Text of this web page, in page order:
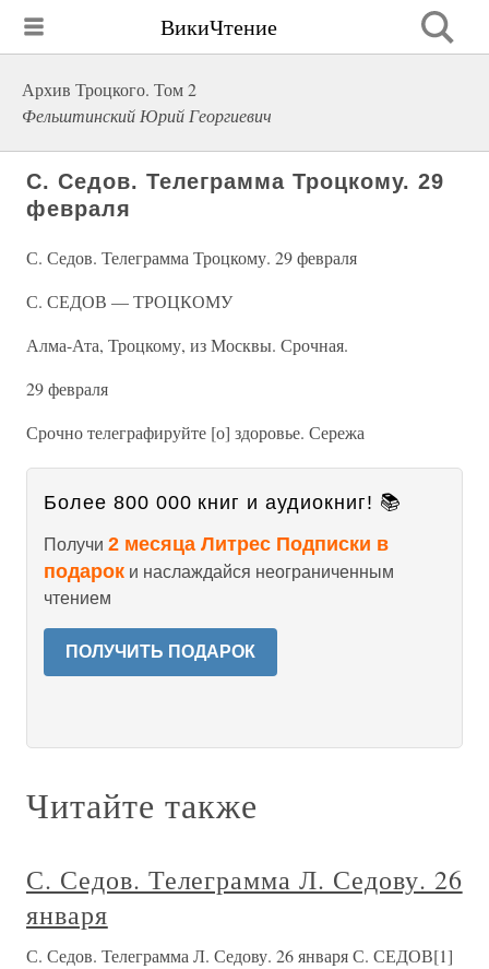
ВикиЧтение
Архив Троцкого. Том 2
Фельштинский Юрий Георгиевич
С. Седов. Телеграмма Троцкому. 29
февраля
С. Седов. Телеграмма Троцкому. 29 февраля
С. СЕДОВ — ТРОЦКОМУ
Алма-Ата, Троцкому, из Москвы. Срочная.
29 февраля
Срочно телеграфируйте [о] здоровье. Сережа
Более 800 000 книг и аудиокниг! 📚
Получи 2 месяца Литрес Подписки в
подарок и наслаждайся неограниченным
чтением
ПОЛУЧИТЬ ПОДАРОК
Читайте также
С. Седов. Телеграмма Л. Седову. 26
января
С. Седов. Телеграмма Л. Седову. 26 января С. СЕДОВ[1]